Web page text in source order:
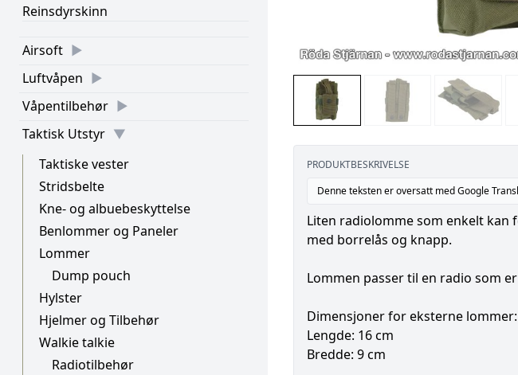
Reinsdyrskinn
Airsoft
Luftvåpen
Våpentilbehør
Taktisk Utstyr
Taktiske vester
Stridsbelte
Kne- og albuebeskyttelse
Benlommer og Paneler
Lommer
Dump pouch
Hylster
Hjelmer og Tilbehør
Walkie talkie
Radiotilbehør
PRODUKTBESKRIVELSE
Denne teksten er oversatt med Google
Liten radiolomme som enkelt kan
med borrelås og knapp.
Lommen passer til en radio som er
Dimensjoner for eksterne lommer:
Lengde: 16 cm
Bredde: 9 cm